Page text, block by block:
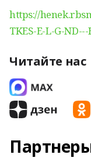
https://
TKES-E-L-G-
Читайте нас